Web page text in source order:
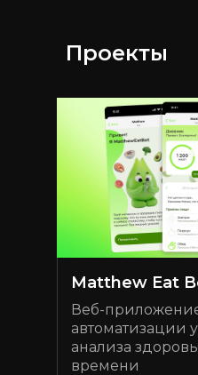
Проекты
Matthew Eat
Веб-
автоматизации
анализа
времени